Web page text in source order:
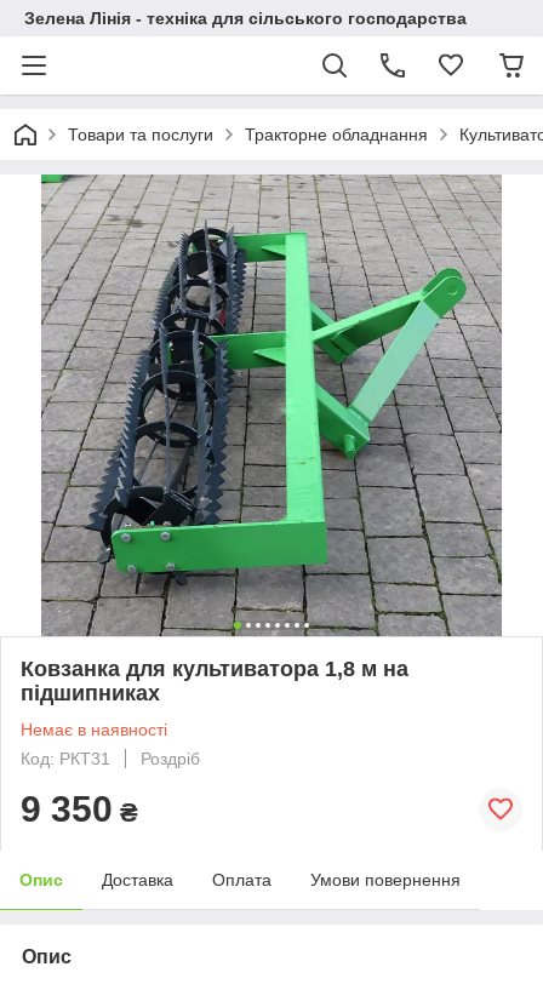
Зелена Лінія - техніка для сільського господарства
Товари та послуги Тракторне обладнання
Ковзанка для культиватора 1,8 м на
підшипниках
Немає в наявності
Код: РКТ31
Роздріб
9 350 ₴
Опис Доставка Оплата Умови повернення
Опис